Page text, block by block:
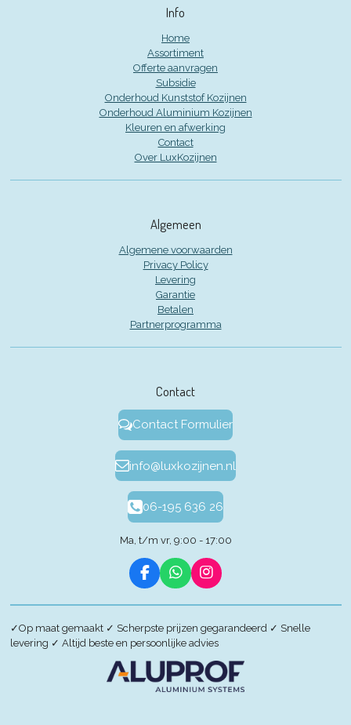
Info
Home
Assortiment
Offerte aanvragen
Subsidie
Onderhoud Kunststof Kozijnen
Onderhoud Aluminium Kozijnen
Kleuren en afwerking
Contact
Over LuxKozijnen
Algemeen
Algemene voorwaarden
Privacy Policy
Levering
Garantie
Betalen
Partnerprogramma
Contact
Contact Formulier
info@luxkozijnen.nl
06-195 636 26
Ma, t/m vr, 9:00 - 17:00
F
a
c
b
o
o
k
W
h
a
t
s
A
p
p
I
n
s
a
g
r
a
m
✓Op maat gemaakt ✓ Scherpste prijzen gegarandeerd ✓ Snelle
levering ✓ Altijd beste en persoonlijke advies